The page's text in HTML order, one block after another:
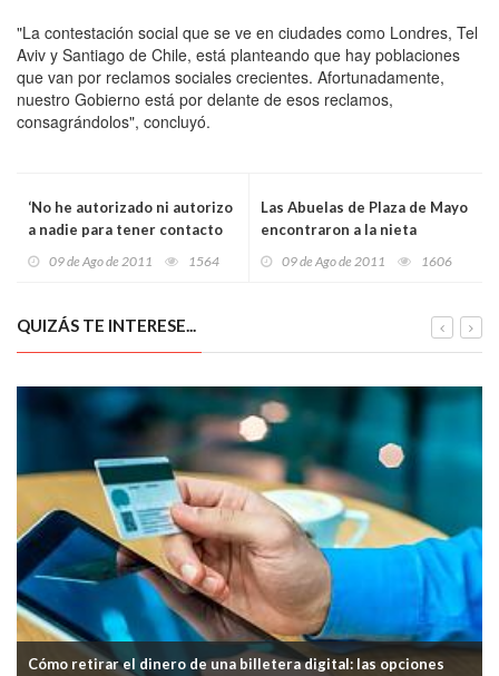
"La contestación social que se ve en ciudades como Londres, Tel
Aviv y Santiago de Chile, está planteando que hay poblaciones
que van por reclamos sociales crecientes. Afortunadamente,
nuestro Gobierno está por delante de esos reclamos,
consagrándolos", concluyó.
‘No he autorizado ni autorizo
a nadie para tener contacto
Presidente Santos
09 de Ago de 2011 1564
Las Abuelas de Plaza de Mayo
encontraron a la nieta
09 de Ago de 2011 1606
QUIZÁS TE INTERESE...
Cómo retirar el dinero de una billetera digital: las opciones